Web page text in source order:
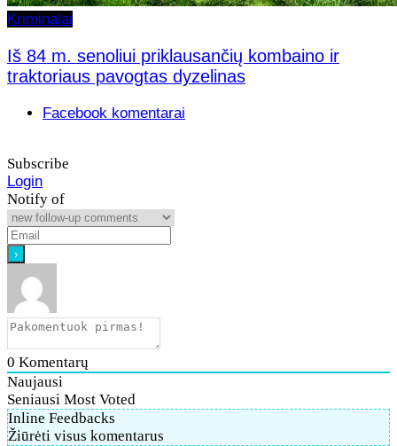
Kriminalai
Iš 84 m. senoliui priklausančių kombaino ir
traktoriaus pavogtas dyzelinas
Facebook komentarai
Subscribe
Login
Notify of
0 Komentarų
Naujausi
Seniausi Most Voted
Inline Feedbacks
Žiūrėti visus komentarus